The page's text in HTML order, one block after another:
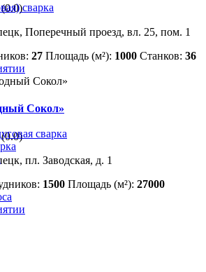
сварка
сварка
(0.0)
Поперечный проезд, вл. 25, пом. 1
27 Площадь (м²): 1000 Станков: 36
Сокол»
(0.0)
пл. Заводская, д. 1
1500 Площадь (м²): 27000